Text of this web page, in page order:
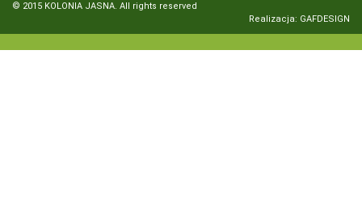
© 2015 KOLONIA JASNA. All rights reserved
Realizacja: GAFDESIGN